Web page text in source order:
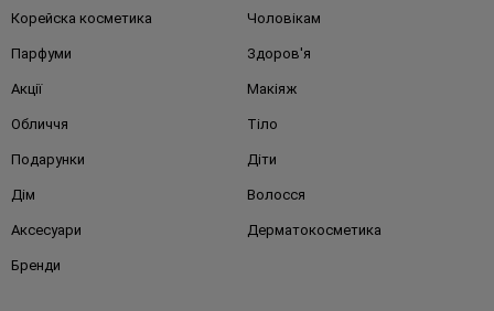
Корейска косметика Чоловікам
Парфуми Здоров'я
Акції Макіяж
Обличчя Тіло
Подарунки Діти
Дім Волосся
Аксесуари Дерматокосметика
Бренди